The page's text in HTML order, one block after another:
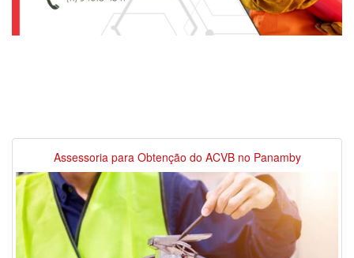
Assessoria para Obtenção do ACVB no Panamby